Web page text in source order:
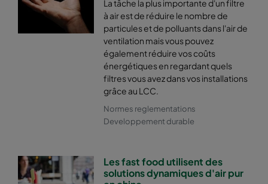
ePM2,5 50% 592 287 520
592 592 370
490 592 370
287 592
ePM2,5 50% 592 287 370
La tâche la plus importante d'un filtre
à air est de réduire le nombre de
particules et de polluants dans l'air de
ventilation mais vous pouvez
également réduire vos coûts
énergétiques en regardant quels
filtres vous avez dans vos installations
grâce au LCC.
Normes reglementations
Developpement durable
Les fast food utilisent des
solutions dynamiques d'air pur